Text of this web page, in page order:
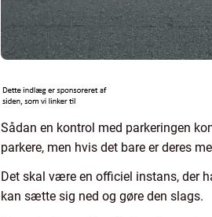
Sådan en kontrol med parkeringen
parkere, men hvis det bare er deres
Det skal være en officiel instans, der
kan sætte sig ned og gøre den slags.